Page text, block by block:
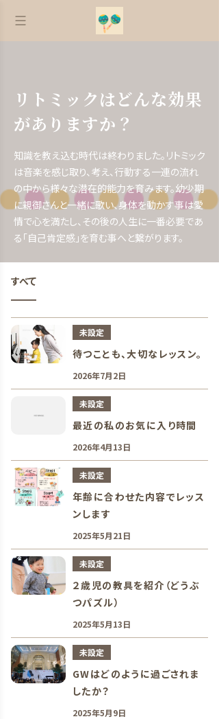
リトミックはどんな効果
がありますか？
知識を教え込む時代は終わりました。リトミック
は音楽を感じ取り、考え、行動する一連の流れ
の中から様々な潜在的能力を育みます。幼少期
に親御さんと一緒に歌い、身体を動かす事は愛
情で心を満たし、その後の人生に一番必要であ
る「自己肯定感」を育む事へと繋がります。
すべて
未設定
待つことも、大切なレッスン。
2026年7月2日
未設定
最近の私のお気に入り時間
2026年4月13日
未設定
年齢に合わせた内容でレッス
ンします
2025年5月21日
未設定
２歳児の教具を紹介（どうぶ
つパズル）
2025年5月13日
未設定
GWはどのように過ごされま
したか？
2025年5月9日